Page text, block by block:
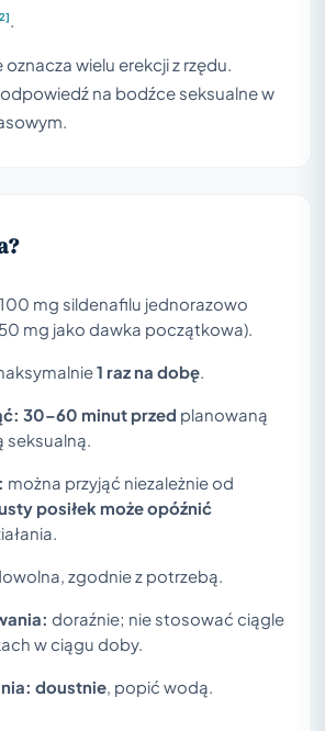
wielu erekcji z rzędu.
na bodźce seksualne w
mg sildenafilu jednorazowo
mg jako dawka początkowa).
1 raz na dobę.
30–60 minut przed planowaną
seksualną.
można przyjąć niezależnie od
posiłek może opóźnić
zgodnie z potrzebą.
doraźnie; nie stosować ciągle
w ciągu doby.
doustnie, popić wodą.